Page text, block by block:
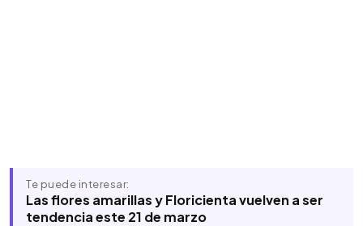
Te puede interesar:
Las flores amarillas y Floricienta vuelven a ser
tendencia este 21 de marzo